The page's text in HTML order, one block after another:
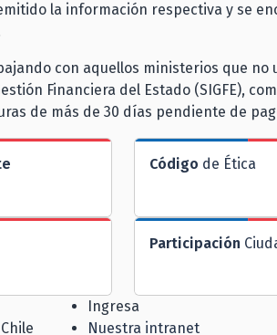
la información respectiva y se
con aquellos ministerios que no
Financiera del Estado (SIGFE),
de más de 30 días pendiente de
Código de Ética
Participación
Ingresa
Nuestra intranet